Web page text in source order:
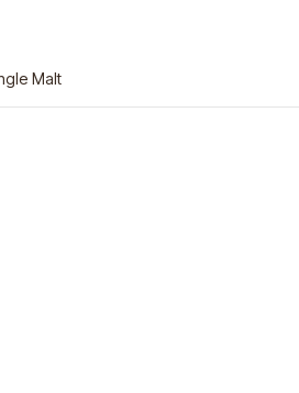
Malt